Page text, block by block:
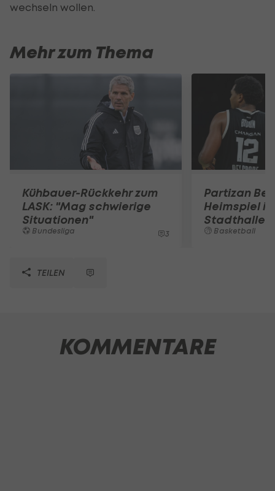
wechseln wollen.
Mehr zum Thema
Kühbauer-Rückkehr zum
LASK: "Mag schwierige
Situationen"
Bundesliga 3
Partizan
Heimspiel
Stadthalle
Basketball
TEILEN
KOMMENTARE